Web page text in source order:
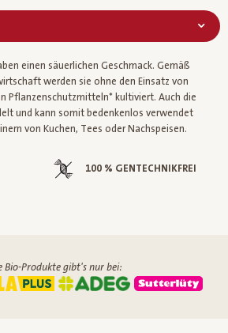
einen säuerlichen Geschmack. Gemäß
werden sie ohne den Einsatz von
Pflanzenschutzmitteln* kultiviert. Auch die
und kann somit bedenkenlos verwendet
von Kuchen, Tees oder Nachspeisen.
100 % GENTECHNIKFREI
Bio-Produkte gibt's nur bei: